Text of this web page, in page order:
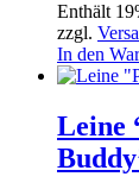
Enthält
zzgl.
In den
Leine